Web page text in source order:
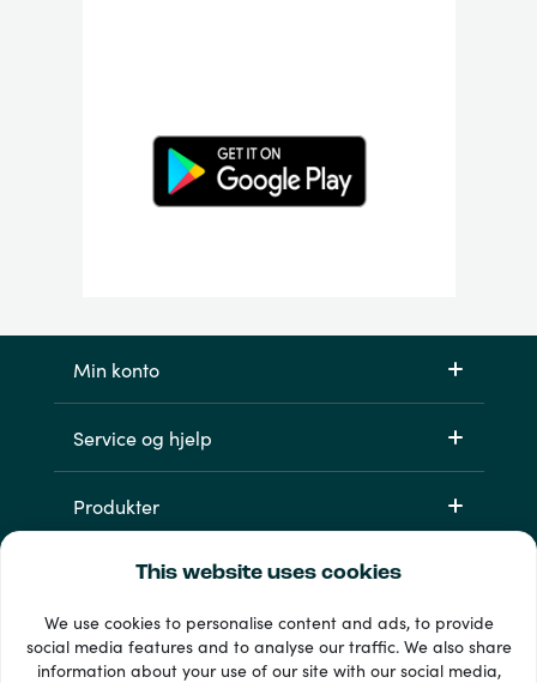
This website uses cookies
We use cookies to personalise content and ads, to provide
social media features and to analyse our traffic. We also share
information about your use of our site with our social media,
Min konto
Service og hjelp
Produkter